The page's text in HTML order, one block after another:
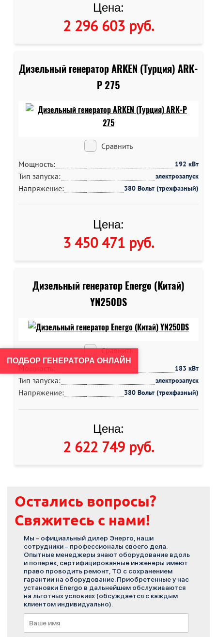
Цена:
2 296 603 руб.
Дизельный генератор ARKEN (Турция) ARK-
P 275
Сравнить
Мощность:
192 кВт
Тип запуска: электрозапуск
Напряжение: 380 Вольт (трехфазный)
Цена:
3 450 471 руб.
Дизельный генератор Energo (Китай)
YN250DS
Сравнить
Мощность:
183 кВт
Тип запуска: электрозапуск
Напряжение: 380 Вольт (трехфазный)
Цена:
2 622 749 руб.
Остались вопросы?
Свяжитесь с нами!
Мы – официальный дилер Энерго, наши
сотрудники – профессионалы своего дела.
Опытные менеджеры знают оборудование вдоль
и поперёк, сертифицированные инженеры имеют
право проводить ремонт, ТО с сохранением
гарантии на оборудование. Приобретенные у нас
установки Energo в дальнейшем обслуживаются
на льготных условиях (обсуждается с каждым
клиентом индивидуально).
ПОДБОР ГЕНЕРАТОРА ОНЛАЙН